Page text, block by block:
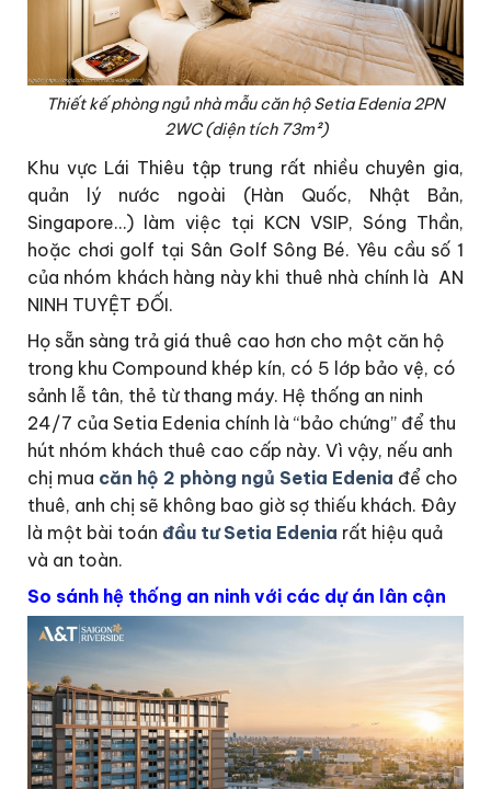
Thiết kế phòng ngủ nhà mẫu căn hộ Setia Edenia 2PN
2WC (diện tích 73m²)
Khu vực Lái Thiêu tập trung rất nhiều chuyên gia,
quản lý nước ngoài (Hàn Quốc, Nhật Bản,
Singapore…) làm việc tại KCN VSIP, Sóng Thần,
hoặc chơi golf tại Sân Golf Sông Bé. Yêu cầu số 1
của nhóm khách hàng này khi thuê nhà chính là AN
NINH TUYỆT ĐỐI.
Họ sẵn sàng trả giá thuê cao hơn cho một căn hộ
trong khu Compound khép kín, có 5 lớp bảo vệ, có
sảnh lễ tân, thẻ từ thang máy. Hệ thống an ninh
24/7 của Setia Edenia chính là “bảo chứng” để thu
hút nhóm khách thuê cao cấp này. Vì vậy, nếu anh
chị mua căn hộ 2 phòng ngủ Setia Edenia để cho
thuê, anh chị sẽ không bao giờ sợ thiếu khách. Đây
là một bài toán đầu tư Setia Edenia rất hiệu quả
và an toàn.
So sánh hệ thống an ninh với các dự án lân cận